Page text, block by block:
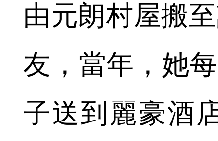
由元朗村屋搬
友，當年，她
子送到麗豪酒